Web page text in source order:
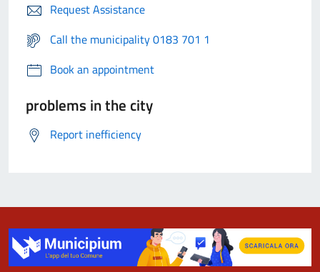
Request Assistance
Call the municipality 0183 701 1
Book an appointment
problems in the city
Report inefficiency